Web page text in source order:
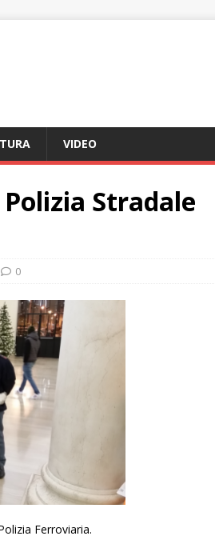
VIDEO
Stradale
0
Ferroviaria.